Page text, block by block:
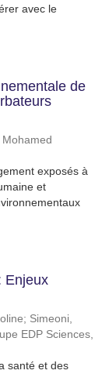
avec le
de
exposés à
et
Enjeux
; Simeoni,
EDP Sciences,
santé et des